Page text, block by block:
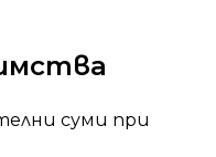
суми при